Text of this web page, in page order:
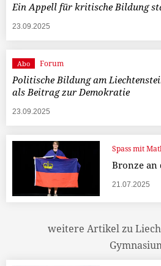
Ein Appell für kritische Bildung
23.09.2025
Abo Forum
Politische Bildung am
als Beitrag zur Demokratie
23.09.2025
Spass mit
Bronze an
21.07.2025
weitere Artikel zu